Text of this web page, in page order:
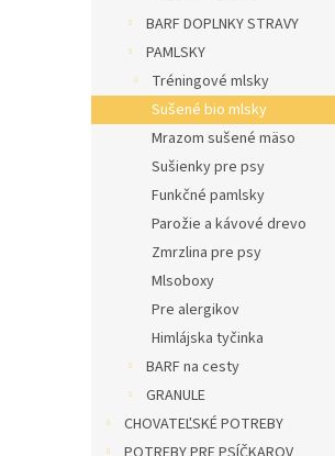
BARF DOPLNKY STRAVY
PAMLSKY
Tréningové mlsky
Sušené bio mlsky
Mrazom sušené mäso
Sušienky pre psy
Funkčné pamlsky
Parožie a kávové drevo
Zmrzlina pre psy
Mlsoboxy
Pre alergikov
Himlájska tyčinka
BARF na cesty
GRANULE
CHOVATEĽSKÉ POTREBY